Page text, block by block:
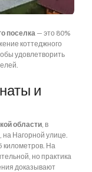
поселка — это 80%
коттеджного
удовлетворить
и
области, в
на Нагорной улице.
километров. На
но практика
доказывают